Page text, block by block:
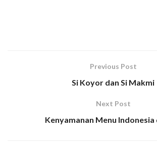
Previous Post
Si Koyor dan Si Makmi
Next Post
Kenyamanan Menu Indonesia